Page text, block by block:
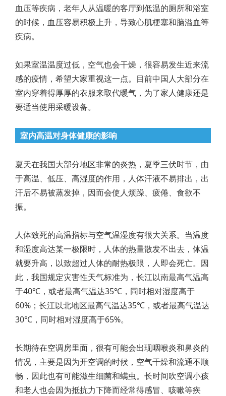
血压等疾病，老年人从温暖的客厅到低温的厕所和浴室
的时候，血压容易积极上升，导致心肌梗塞和脑溢血等
疾病。
如果室温温度过低，空气也会干燥，很容易发生近来流
感的疫情，希望大家重视这一点。目前中国人大部分在
室内穿着得厚厚的衣服来取代暖气，为了家人健康还是
要适当使用采暖设备。
室内高温对身体健康的影响
夏天在我国大部分地区非常的炎热，夏季三伏时节，由
于高温、低压、高湿度的作用，人体汗液不易排出，出
汗后不易被蒸发掉，因而会使人烦躁、疲倦、食欲不
振。
人体致死的高温指标与空气温湿度有很大关系。当温度
和湿度高达某一极限时，人体的热量散发不出去，体温
就要升高，以致超过人体的耐热极限，人即会死亡。因
此，我国规定灾害性天气标准为，长江以南最高气温高
于40℃，或者最高气温达35℃，同时相对湿度高于
60%；长江以北地区最高气温达35℃，或者最高气温达
30℃，同时相对湿度高于65%。
长期待在空调房里面，很有可能会出现咽喉炎和鼻炎的
情况，主要是因为开空调的时候，空气干燥和流通不顺
畅，因此也有可能滋生细菌和螨虫。长时间吹空调小孩
和老人也会因为抵抗力下降而经常得感冒、咳嗽等疾